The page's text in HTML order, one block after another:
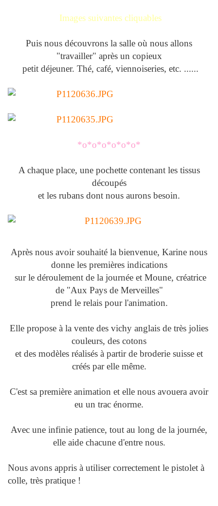
Images suivantes cliquables
Puis nous découvrons la salle où nous allons
"travailler" après un copieux
petit déjeuner. Thé, café, viennoiseries, etc. ......
*o*o*o*o*o*o*
A chaque place, une pochette contenant les tissus
découpés
et les rubans dont nous aurons besoin.
Après nous avoir souhaité la bienvenue, Karine nous
donne les premières indications
sur le déroulement de la journée et Moune, créatrice
de "Aux Pays de Merveilles"
prend le relais pour l'animation.
Elle propose à la vente des vichy anglais de très jolies
couleurs, des cotons
et des modèles réalisés à partir de broderie suisse et
créés par elle même.
C'est sa première animation et elle nous avouera avoir
eu un trac énorme.
Avec une infinie patience, tout au long de la journée,
elle aide chacune d'entre nous.
Nous avons appris à utiliser correctement le pistolet à
colle, très pratique !